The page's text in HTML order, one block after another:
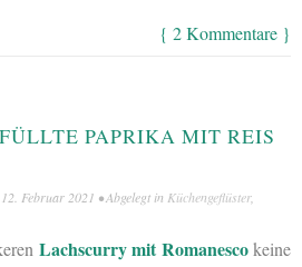
{ 2 Kommentare }
PAPRIKA MIT REIS
12. Februar 2021 • Abgelegt in Küchengeflüster,
Lachscurry mit Romanescokeine